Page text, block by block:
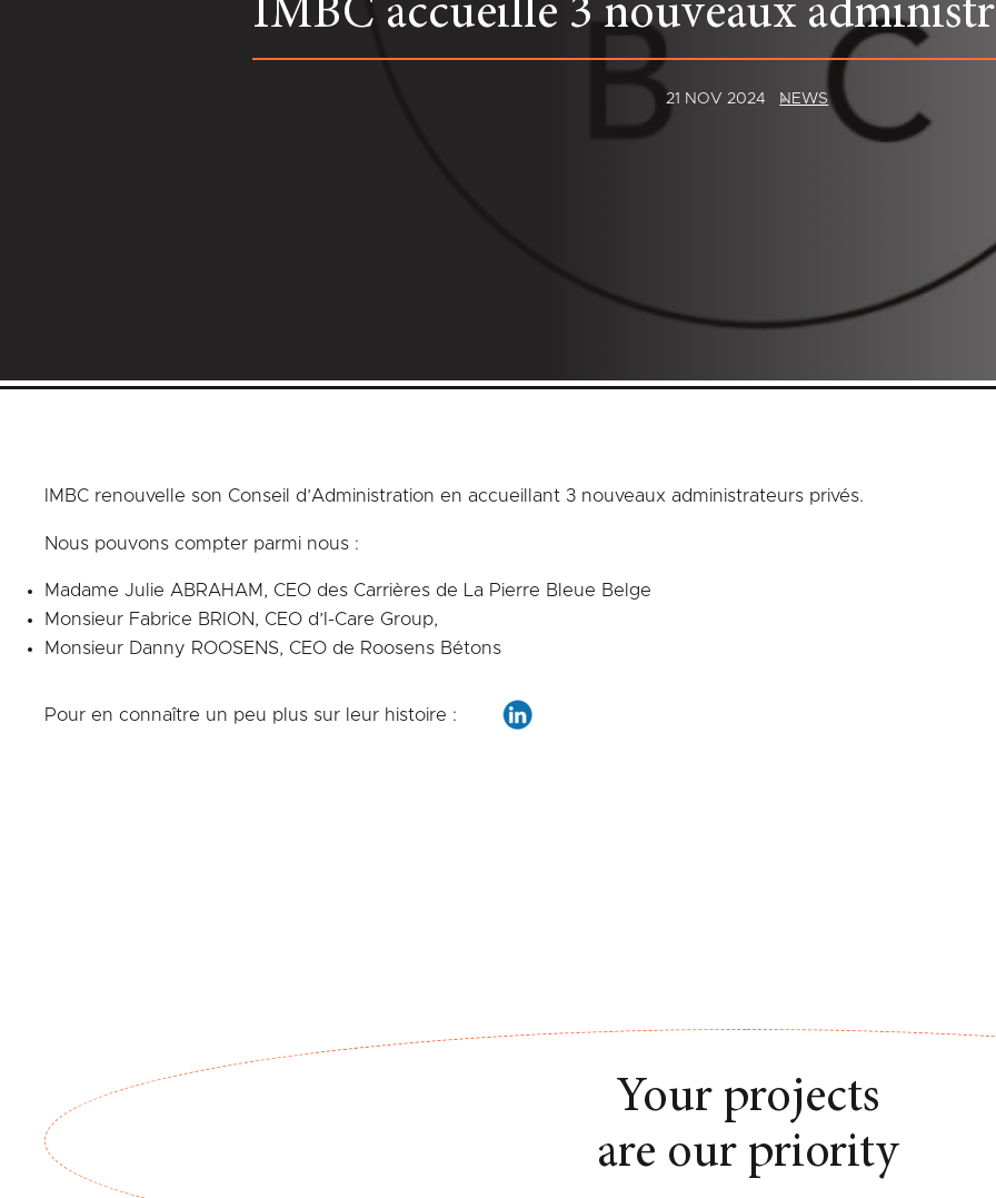
IMBC accueille 3 nouveaux
21 NOV 2024 NEWS
IMBC renouvelle son Conseil d’Administration en accueillant 3 nouveaux administrateurs privés.
Nous pouvons compter parmi nous :
Madame Julie ABRAHAM, CEO des Carrières de La Pierre Bleue Belge
Monsieur Fabrice BRION, CEO d’I-Care Group,
Monsieur Danny ROOSENS, CEO de Roosens Bétons
Pour en connaître un peu plus sur leur histoire :
Your projects
are our priority